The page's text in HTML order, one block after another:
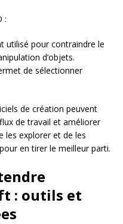
:
utilisé pour contraindre le
d’objets.
de sélectionner
de création peuvent
de travail et améliorer
les explorer et de les
en tirer le meilleur parti.
: outils et